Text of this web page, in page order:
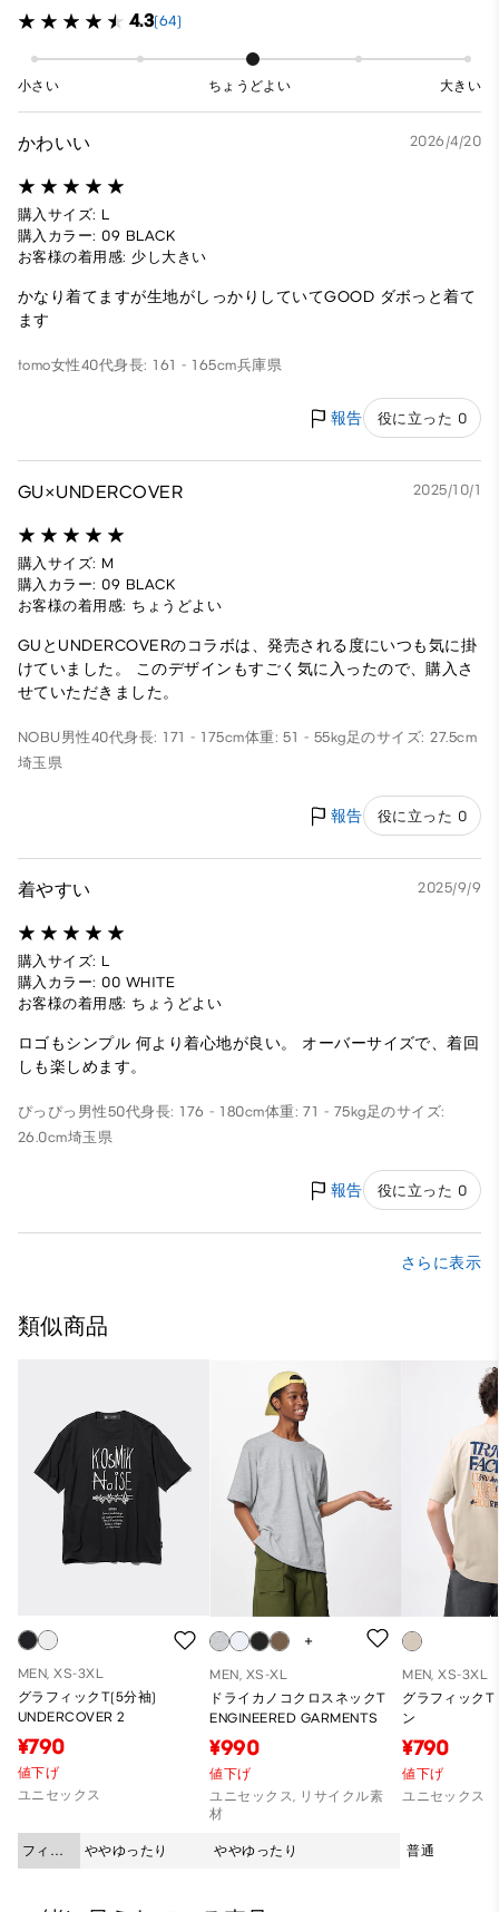
4.3(64)
小さい ちょうどよい 大きい
かわいい 2026/4/20
購入サイズ: L
購入カラー: 09 BLACK
お客様の着用感: 少し大きい
かなり着てますが生地がしっかりしていてGOOD ダボっと着て
ます
tomo女性40代身長: 161 - 165cm兵庫県
報告 役に立った 0
GU×UNDERCOVER 2025/10/1
購入サイズ: M
購入カラー: 09 BLACK
お客様の着用感: ちょうどよい
GUとUNDERCOVERのコラボは、発売される度にいつも気に掛
けていました。 このデザインもすごく気に入ったので、購入さ
せていただきました。
NOBU男性40代身長: 171 - 175cm体重: 51 - 55kg足のサイズ: 27.5cm
埼玉県
報告 役に立った 0
着やすい 2025/9/9
購入サイズ: L
購入カラー: 00 WHITE
お客様の着用感: ちょうどよい
ロゴもシンプル 何より着心地が良い。 オーバーサイズで、着回
しも楽しめます。
ぴっぴっ 男性50代身長: 176 - 180cm体重: 71 - 75kg足のサイズ:
26.0cm埼玉県
報告 役に立った 0
さらに表示
類似商品
MEN, XS-3XL
グラフィックT(5分袖)
UNDERCOVER 2
¥790
値下げ
ユニセックス
フィッ
ト
ややゆったり
MEN, XS-XL
ドライカノコクロスネックT
ENGINEERED GARMENTS
¥990
値下げ
ユニセックス, リサイクル素
材
ややゆったり
MEN, XS-3XL
グラフィックT
ン
¥790
値下げ
ユニセックス
普通